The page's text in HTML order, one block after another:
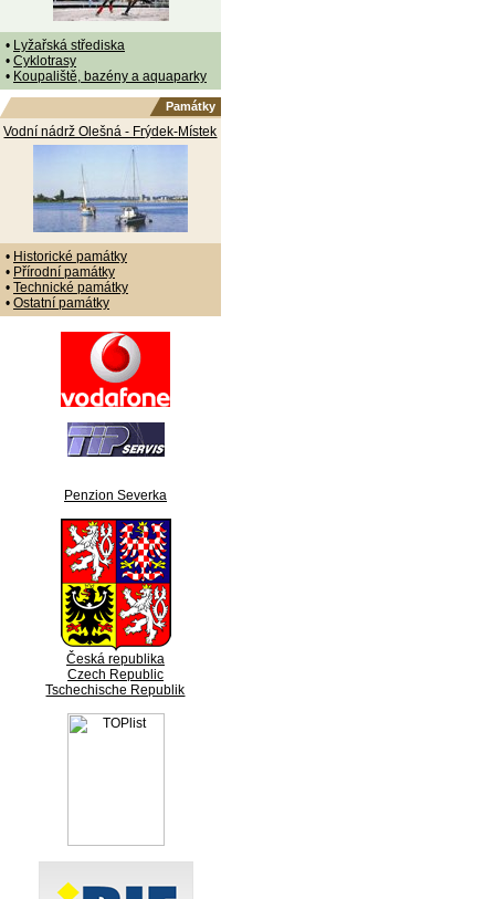
• Lyžařská střediska
• Cyklotrasy
• Koupaliště, bazény a aquaparky
Památky
Vodní nádrž Olešná - Frýdek-Místek
• Historické památky
• Přírodní památky
• Technické památky
• Ostatní památky
Penzion Severka
Česká republika
Czech Republic
Tschechische Republik